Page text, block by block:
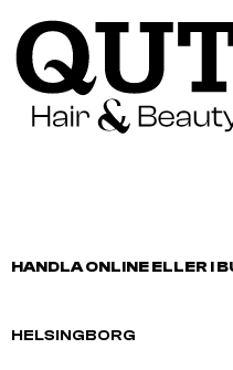
HANDLA ONLINE ELLER I
HELSINGBORG